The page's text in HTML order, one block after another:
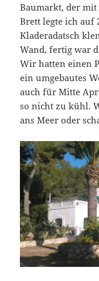
Baumarkt, der mit
Brett legte ich auf
Kladeradatsch
Wand, fertig war
Wir hatten einen
ein umgebautes
auch für Mitte
so nicht zu kühl.
ans Meer oder